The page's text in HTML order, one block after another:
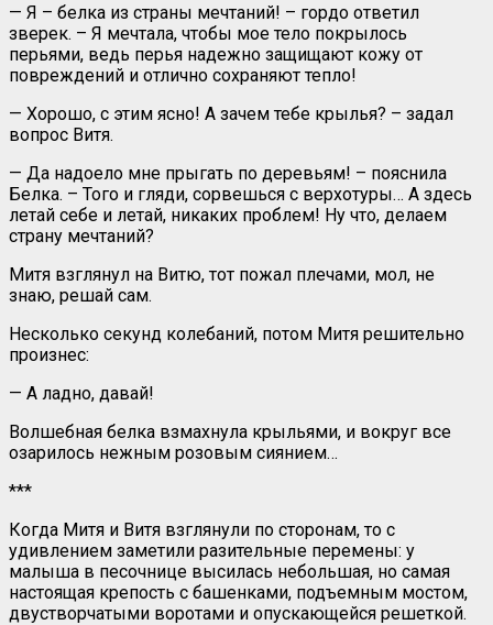
— Я – белка из страны мечтаний! – гордо ответил
зверек. – Я мечтала, чтобы мое тело покрылось
перьями, ведь перья надежно защищают кожу от
повреждений и отлично сохраняют тепло!
— Хорошо, с этим ясно! А зачем тебе крылья? – задал
вопрос Витя.
— Да надоело мне прыгать по деревьям! – пояснила
Белка. – Того и гляди, сорвешься с верхотуры… А здесь
летай себе и летай, никаких проблем! Ну что, делаем
страну мечтаний?
Митя взглянул на Витю, тот пожал плечами, мол, не
знаю, решай сам.
Несколько секунд колебаний, потом Митя решительно
произнес:
— А ладно, давай!
Волшебная белка взмахнула крыльями, и вокруг все
озарилось нежным розовым сиянием…
***
Когда Митя и Витя взглянули по сторонам, то с
удивлением заметили разительные перемены: у
малыша в песочнице высилась небольшая, но самая
настоящая крепость с башенками, подъемным мостом,
двустворчатыми воротами и опускающейся решеткой.